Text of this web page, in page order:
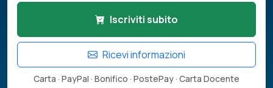
Iscriviti subito
Ricevi informazioni
Carta · PayPal · Bonifico · PostePay · Carta Docente